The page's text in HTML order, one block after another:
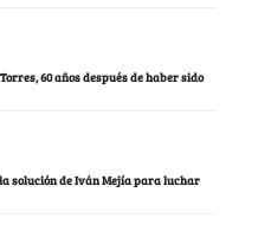
60 años después de haber sido
solución de Iván Mejía para luchar